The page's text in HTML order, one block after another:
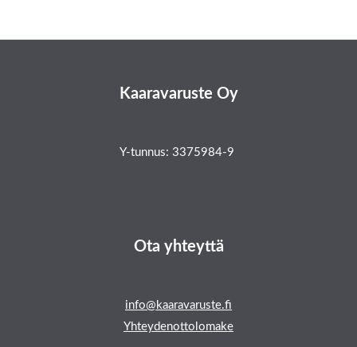
Kaaravaruste Oy
Y-tunnus: 3375984-9
Ota yhteyttä
info@kaaravaruste.fi
Yhteydenottolomake